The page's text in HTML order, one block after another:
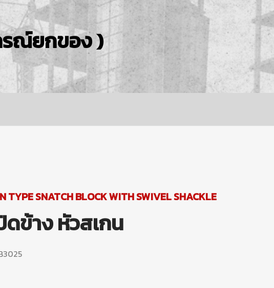
รณ์ยกของ )
TYPE SNATCH BLOCK WITH SWIVEL SHACKLE
ดข้าง หัวสเกน